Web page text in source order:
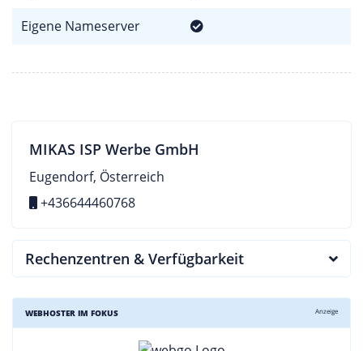
Eigene Nameserver
MIKAS ISP Werbe GmbH
Eugendorf, Österreich
+436644460768
Rechenzentren & Verfügbarkeit
WEBHOSTER IM FOKUS Anzeige